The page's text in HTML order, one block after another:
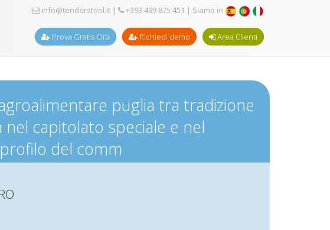
info@tenderstool.it | +393 499 875 451 | Siamo in
Prova Gratis Ora Richiedi demo Area Clienti
puglia tra tradizione
capitolato speciale e nel
del comm